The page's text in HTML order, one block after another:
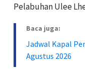
Pelabuhan Ulee
Baca juga:
Jadwal Kapal
Agustus 2026